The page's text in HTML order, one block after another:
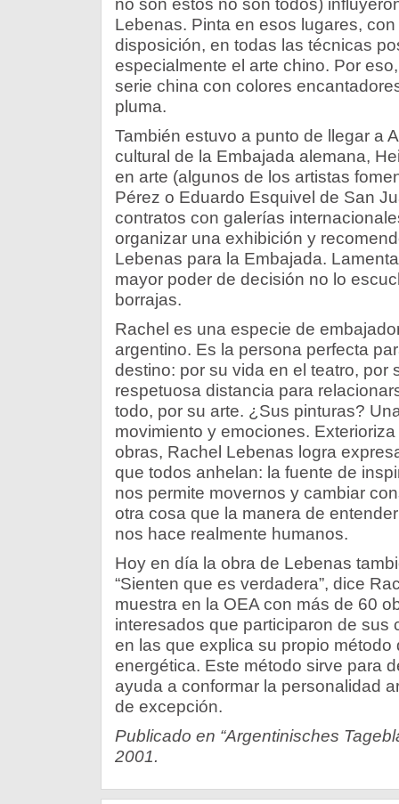
no son estos no son todos)
Lebenas. Pinta en esos lugares,
disposición, en todas las técnicas
especialmente el arte chino. Por
serie china con colores
pluma.
También estuvo a punto de llegar a
cultural de la Embajada alemana,
en arte (algunos de los artistas
Pérez o Eduardo Esquivel de San
contratos con galerías
organizar una exhibición y
Lebenas para la Embajada.
mayor poder de decisión no lo
borrajas.
Rachel es una especie de
argentino. Es la persona perfecta
destino: por su vida en el teatro, por
respetuosa distancia para
todo, por su arte. ¿Sus pinturas?
movimiento y emociones.
obras, Rachel Lebenas logra
que todos anhelan: la fuente de
nos permite movernos y cambiar
otra cosa que la manera de
nos hace realmente humanos.
Hoy en día la obra de Lebenas
“Sienten que es verdadera”, dice
muestra en la OEA con más de 60
interesados que participaron de sus
en las que explica su propio método
energética. Este método sirve para
ayuda a conformar la personalidad
de excepción.
Publicado en “Argentinisches
2001.